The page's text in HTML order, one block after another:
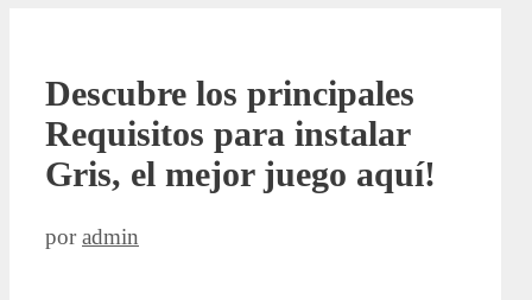
Descubre los principales
Requisitos para instalar
Gris, el mejor juego aquí!
poradmin